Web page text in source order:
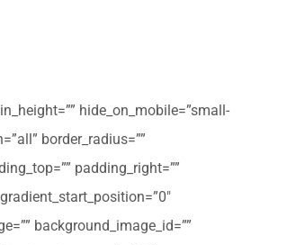
hide_on_mobile=”small-
border_radius=””
padding_right=””
background_image_id=””